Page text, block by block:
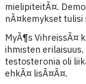
mielipiteitÃ¤.
nÃ¤kemykset tulisi
MyÃ¶s VihreissÃ¤
ihmisten
testosteronia oli
ehkÃ¤ lisÃ¤Ã¤.